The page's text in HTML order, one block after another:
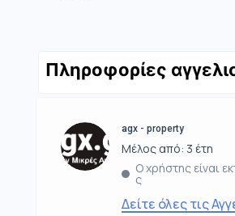
Πληροφορίες
agx - property
Μέλος από: 3 έτη
Ο χρήστης είναι
ς
Δείτε όλες τις